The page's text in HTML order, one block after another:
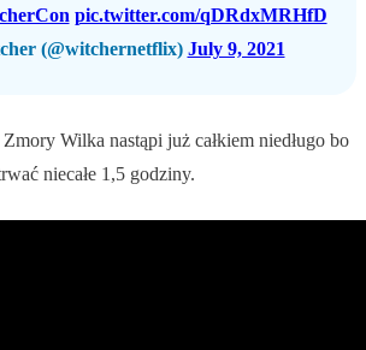
pic.twitter.com/qDRdxMRHfD
(@witchernetflix) July 9, 2021
Wilka nastąpi już całkiem niedługo bo
niecałe 1,5 godziny.